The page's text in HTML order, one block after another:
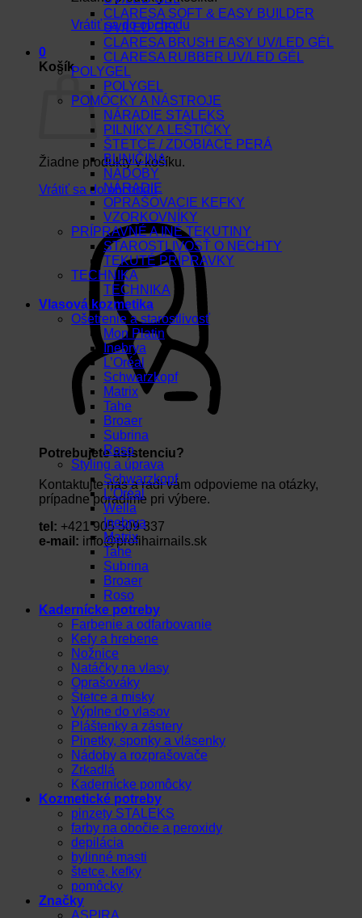
Vrátiť sa do obchodu
0
Košík
Žiadne produkty v košíku.
Vrátiť sa do obchodu
Potrebujete asistenciu?
Kontaktujte nás a radi vám odpovieme na otázky,
prípadne poradíme pri výbere.
tel: +421 905 509 337
e-mail: info@profihairnails.sk
CLARESA SOFT & EASY BUILDER
UV/LED GEL
CLARESA BRUSH EASY UV/LED GÉL
CLARESA RUBBER UV/LED GÉL
POLYGEL
POLYGEL
POMÔCKY A NÁSTROJE
NÁRADIE STALEKS
PILNÍKY A LEŠTIČKY
ŠTETCE / ZDOBIACE PERÁ
BUNIČINA
NÁDOBY
NÁRADIE
OPRAŠOVACIE KEFKY
VZORKOVNÍKY
PRÍPRAVNÉ A INÉ TEKUTINY
STAROSTLIVOSŤ O NECHTY
TEKUTÉ PRÍPRAVKY
TECHNIKA
TECHNIKA
Vlasová kozmetika
Ošetrenie a starostlivosť
Mon Platin
Inebrya
L’Oréal
Schwarzkopf
Matrix
Tahe
Broaer
Subrina
Roso
Styling a úprava
Schwarzkopf
L’Oréal
Wella
Inebrya
Matrix
Tahe
Subrina
Broaer
Roso
Kadernícke potreby
Farbenie a odfarbovanie
Kefy a hrebene
Nožnice
Natáčky na vlasy
Oprašováky
Štetce a misky
Výplne do vlasov
Pláštenky a zástery
Pinetky, sponky a vlásenky
Nádoby a rozprašovače
Zrkadlá
Kadernícke pomôcky
Kozmetické potreby
pinzety STALEKS
farby na obočie a peroxidy
depilácia
bylinné masti
štetce, kefky
pomôcky
Značky
ASPIRA